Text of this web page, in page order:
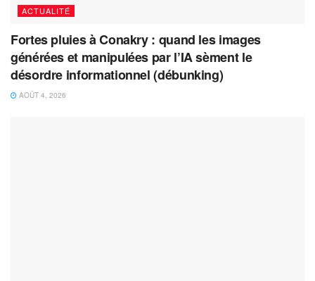
ACTUALITÉ
Fortes pluies à Conakry : quand les images
générées et manipulées par l’IA sèment le
désordre informationnel (débunking)
AOÛT 4, 2026